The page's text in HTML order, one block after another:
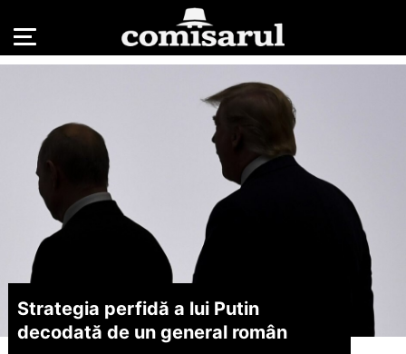
Strategia perfidă a lui Putin
decodată de un general român